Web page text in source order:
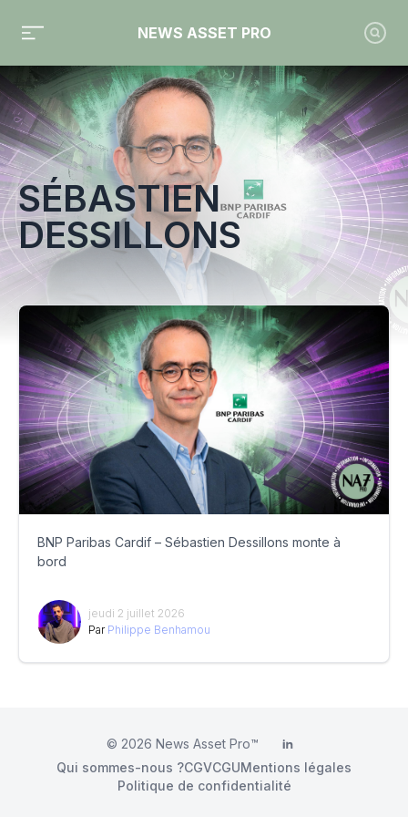
NEWS ASSET PRO
Toute l'actualité sur le tag "Sébastien Dessillons"
SÉBASTIEN
DESSILLONS
BNP Paribas Cardif – Sébastien Dessillons monte à
bord
jeudi 2 juillet 2026
Par Philippe Benhamou
© 2026 News Asset Pro™ LinkedIn
Qui sommes-nous ?CGVCGUMentions légales
Politique de confidentialité